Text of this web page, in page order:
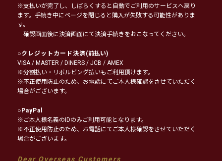
※支払いが完了し、しばらくすると自動でご利用のサービスへ戻り
ます。手続き中にページを閉じると購入が失敗する可能性がありま
す。
確認画面後に決済画面にて決済手続きをおこなってください。
○クレジットカード決済(前払い)
VISA / MASTER / DINERS / JCB / AMEX
※分割払い・リボルビング払いもご利用頂けます。
※不正使用防止のため、お電話にてご本人様確認をさせていただく
場合がございます。
○PayPal
※ご本人様名義のIDのみご利用可能となります。
※不正使用防止のため、お電話にてご本人様確認をさせていただく
場合がございます。
Dear Overseas Customers